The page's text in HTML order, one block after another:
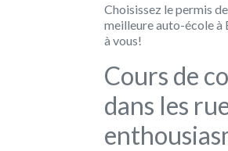
Choisissez le permis
meilleure auto-école à
à vous!
Cours de
dans les